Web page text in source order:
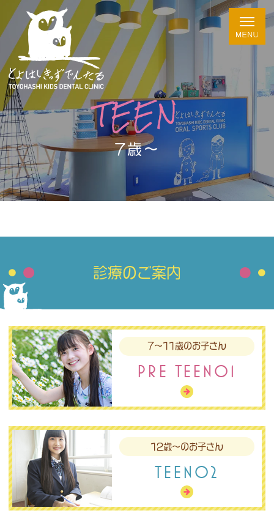
TEEN
7歳～
診療のご案内
7～11歳のお子さん
PRE TEEN01
12歳～のお子さん
TEEN02